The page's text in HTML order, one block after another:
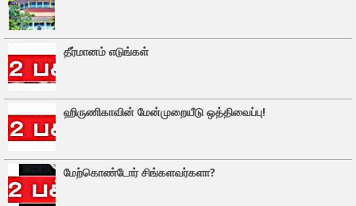
தீர்மானம் எடுங்கள்
ஹிருணிகாவின் மேன்முறையீடு ஒத்திவைப்பு!
மேற்கொண்டோர் சிங்களவர்களா?